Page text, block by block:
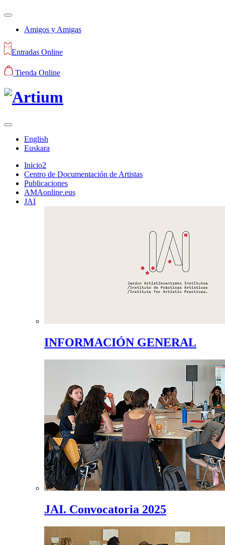
Amigos y Amigas
Entradas Online
Tienda Online
English
Euskara
Inicio2
Centro de Documentación de Artistas
Publicaciones
AMAonline.eus
JAI
INFORMACIÓN GENERAL
JAI. Convocatoria 2025